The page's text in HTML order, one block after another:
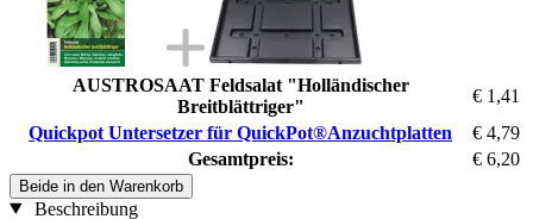
AUSTROSAAT Feldsalat "Holländischer
Breitblättriger"
€ 1,41
Quickpot Untersetzer für QuickPot®Anzuchtplatten
€ 4,79
Gesamtpreis:
€ 6,20
Beide in den Warenkorb
Beschreibung